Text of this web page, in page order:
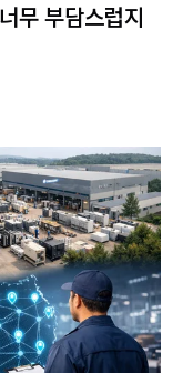
무 부담스럽지